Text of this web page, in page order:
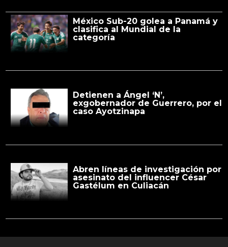
México Sub-20 golea a Panamá y
clasifica al Mundial de la
categoría
Detienen a Ángel ‘N’,
exgobernador de Guerrero, por el
caso Ayotzinapa
Abren líneas de investigación por
asesinato del influencer César
Gastélum en Culiacán